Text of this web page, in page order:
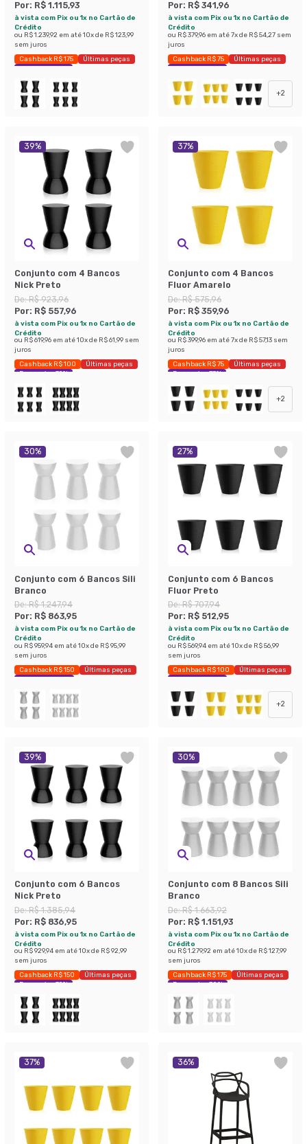
Por: R$ 1.115,93
à vista com Pix ou 1x no Cartão de
Crédito
ou R$ 1.239,92 em até10x de R$ 123,99
sem juros
Cashback R$ 175
Últimas peças
Economize 39%
Por: R$ 341,96
à vista com Pix ou 1x no Cartão de
Crédito
ou R$ 379,96 em até7x de R$ 54,27 sem
juros
Cashback R$ 75
Últimas peças
Economize 27%
+2
39%
Conjunto com 4 Bancos
Nick Preto
De:R$ 923,96
Por: R$ 557,96
à vista com Pix ou 1x no Cartão de
Crédito
ou R$ 619,96 em até10x de R$ 61,99 sem
juros
Cashback R$ 100
Últimas peças
Economize 39%
37%
Conjunto com 4 Bancos
Fluor Amarelo
De:R$ 575,96
Por: R$ 359,96
à vista com Pix ou 1x no Cartão de
Crédito
ou R$ 399,96 em até7x de R$ 57,13 sem
juros
Cashback R$ 75
Últimas peças
Economize 37%
+2
30%
Conjunto com 6 Bancos Sili
Branco
De:R$ 1.247,94
Por: R$ 863,95
à vista com Pix ou 1x no Cartão de
Crédito
ou R$ 959,94 em até10x de R$ 95,99
sem juros
Cashback R$ 150
Últimas peças
Economize 30%
27%
Conjunto com 6 Bancos
Fluor Preto
De:R$ 707,94
Por: R$ 512,95
à vista com Pix ou 1x no Cartão de
Crédito
ou R$ 569,94 em até10x de R$ 56,99
sem juros
Cashback R$ 100
Últimas peças
Economize 27%
+2
39%
Conjunto com 6 Bancos
Nick Preto
De:R$ 1.385,94
Por: R$ 836,95
à vista com Pix ou 1x no Cartão de
Crédito
ou R$ 929,94 em até10x de R$ 92,99
sem juros
Cashback R$ 150
Últimas peças
Economize 39%
30%
Conjunto com 8 Bancos Sili
Branco
De:R$ 1.663,92
Por: R$ 1.151,93
à vista com Pix ou 1x no Cartão de
Crédito
ou R$ 1.279,92 em até10x de R$ 127,99
sem juros
Cashback R$ 175
Últimas peças
Economize 30%
37% 36%